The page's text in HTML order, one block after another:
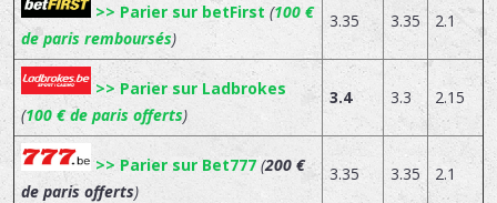
>> Parier sur betFirst (100 €
de paris remboursés)
3.35 3.35 2.1
>> Parier sur Ladbrokes
(100 € de paris offerts)
3.4 3.3 2.15
>> Parier sur Bet777 (200 €
de paris offerts)
3.35 3.35 2.1